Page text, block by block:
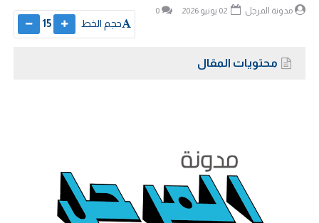
مدونة المرجل 0
حجم الخط 15
محتويات المقال